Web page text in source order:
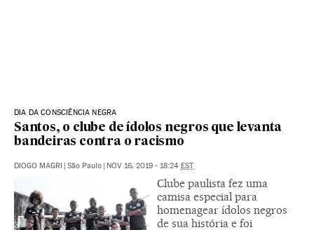
DIA DA CONSCIÊNCIA NEGRA
Santos, o clube de ídolos negros que levanta
bandeiras contra o racismo
DIOGO MAGRI | São Paulo | NOV 16, 2019 - 18:24 EST
Clube paulista fez uma
camisa especial para
homenagear ídolos negros
de sua história e foi